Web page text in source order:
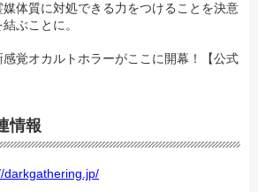
体質に対処できる力をつけることを決意
ぶことに。
覚オカルトホラーがここに開幕！【公式
情報
darkgathering.jp/